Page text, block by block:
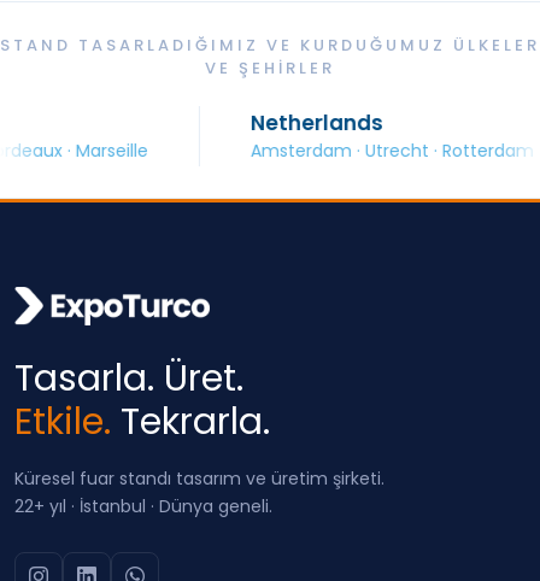
STAND TASARLADIĞIMIZ VE KURDUĞUMUZ ÜLKELER
VE ŞEHIRLER
· Marseille
Netherlands
Amsterdam · Utrecht · Rotterdam
Tasarla. Üret.
Etkile. Tekrarla.
Küresel fuar standı tasarım ve üretim şirketi.
22+ yıl · İstanbul · Dünya geneli.